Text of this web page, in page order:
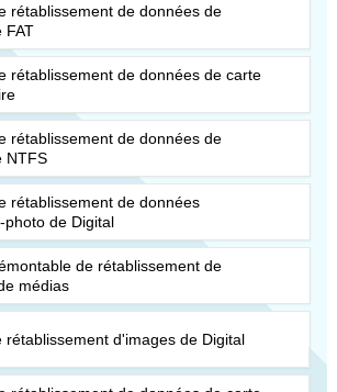
rétablissement de données de
FAT
rétablissement de données de carte
rétablissement de données de
NTFS
rétablissement de données
photo de Digital
de rétablissement de
médias
rétablissement d'images de Digital